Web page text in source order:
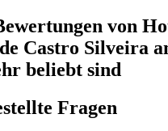
von
Castro Silveira
beliebt sind
Fragen